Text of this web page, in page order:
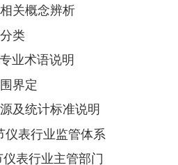
关概念辨析
类
业术语说明
界定
及统计标准说明
仪表行业监管体系
表行业主管部门